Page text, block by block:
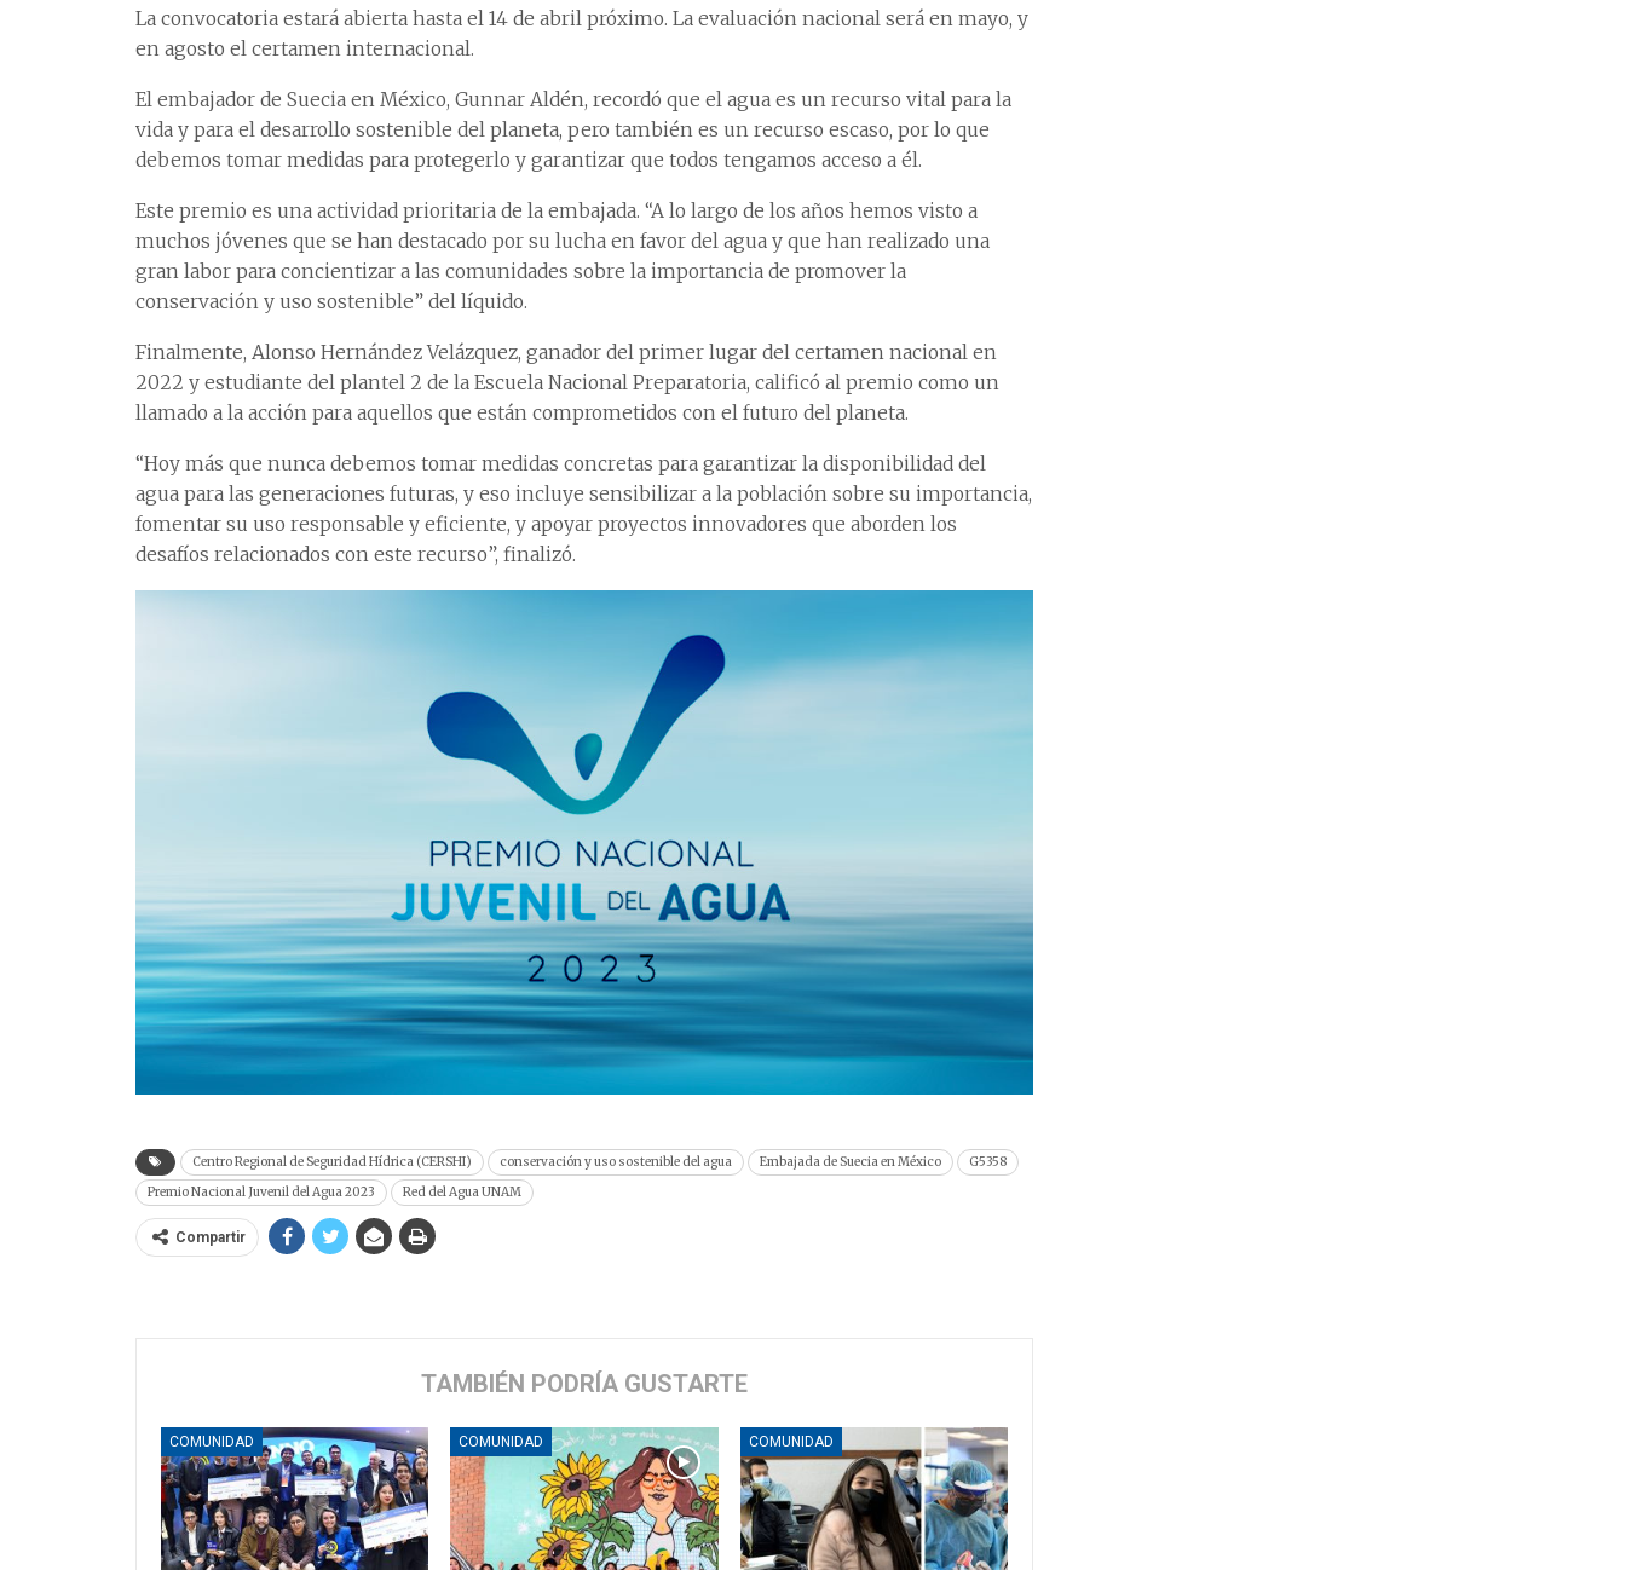
La convocatoria estará abierta hasta el 14 de abril próximo. La evaluación nacional será en mayo, y
en agosto el certamen internacional.
El embajador de Suecia en México, Gunnar Aldén, recordó que el agua es un recurso vital para la
vida y para el desarrollo sostenible del planeta, pero también es un recurso escaso, por lo que
debemos tomar medidas para protegerlo y garantizar que todos tengamos acceso a él.
Este premio es una actividad prioritaria de la embajada. “A lo largo de los años hemos visto a
muchos jóvenes que se han destacado por su lucha en favor del agua y que han realizado una
gran labor para concientizar a las comunidades sobre la importancia de promover la
conservación y uso sostenible” del líquido.
Finalmente, Alonso Hernández Velázquez, ganador del primer lugar del certamen nacional en
2022 y estudiante del plantel 2 de la Escuela Nacional Preparatoria, calificó al premio como un
llamado a la acción para aquellos que están comprometidos con el futuro del planeta.
“Hoy más que nunca debemos tomar medidas concretas para garantizar la disponibilidad del
agua para las generaciones futuras, y eso incluye sensibilizar a la población sobre su importancia,
fomentar su uso responsable y eficiente, y apoyar proyectos innovadores que aborden los
desafíos relacionados con este recurso”, finalizó.
Centro Regional de Seguridad Hídrica (CERSHI) conservación y uso sostenible del agua Embajada de Suecia en México
G5358
Premio Nacional Juvenil del Agua 2023
Red del Agua UNAM
Compartir
TAMBIÉN PODRÍA GUSTARTE
COMUNIDAD COMUNIDAD COMUNIDAD